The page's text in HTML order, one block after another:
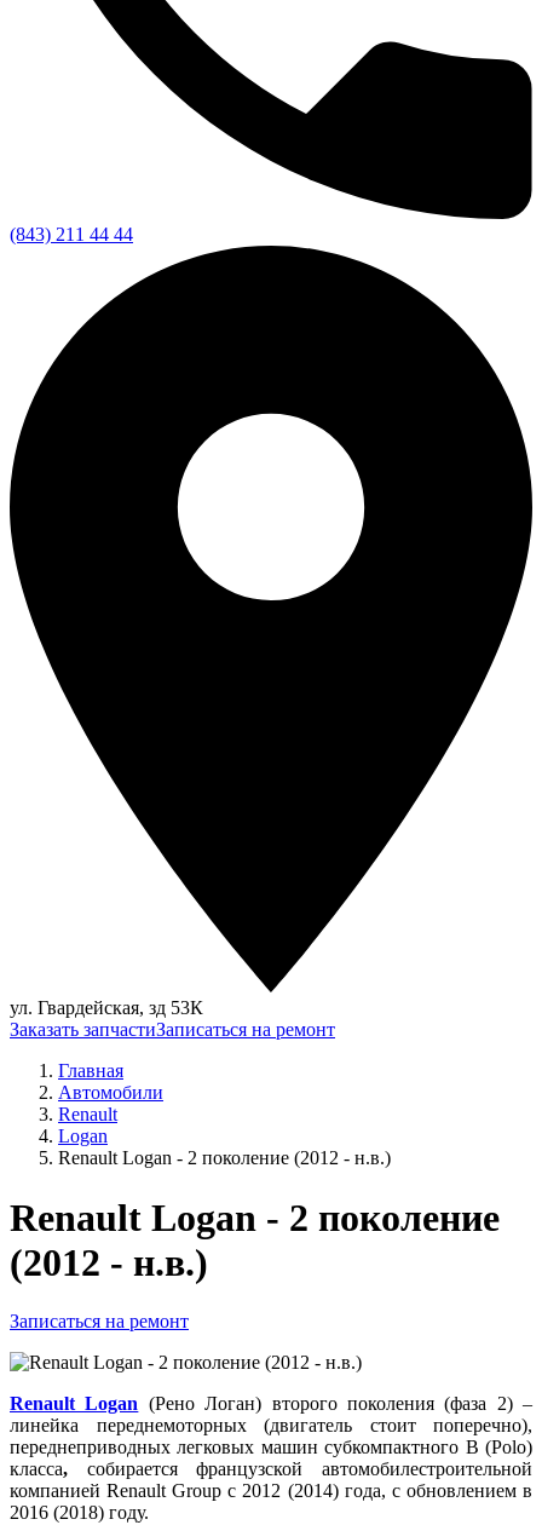
(843) 211 44 44
ул. Гвардейская, зд 53К
Заказать запчастиЗаписаться на ремонт
Главная
Автомобили
Renault
Logan
Renault Logan - 2 поколение (2012 - н.в.)
Renault Logan - 2 поколение
(2012 - н.в.)
Записаться на ремонт
Renault Logan (Рено Логан) второго поколения (фаза 2) –
линейка переднемоторных (двигатель стоит поперечно),
переднеприводных легковых машин субкомпактного В (Polo)
класса, собирается французской автомобилестроительной
компанией Renault Group с 2012 (2014) года, с обновлением в
2016 (2018) году.